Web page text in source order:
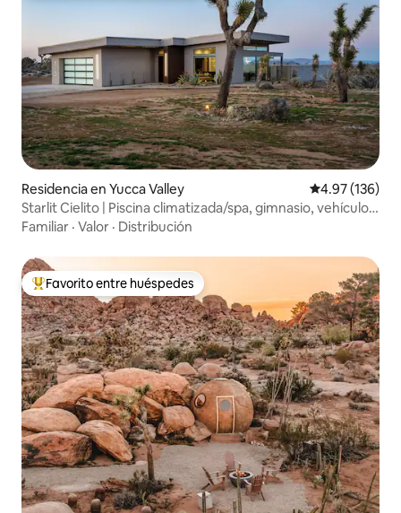
Residencia en Yucca Valley Calificación
4.97 (136)
Starlit Cielito | Piscina climatizada/spa, gimnasio, vehículo
eléctrico, Sonos
Familiar · Valor · Distribución
De los mejores en Favorito entre huéspedes
Favorito entre huéspedes